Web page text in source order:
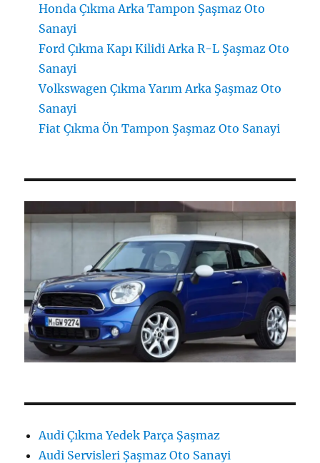
Honda Çıkma Arka Tampon Şaşmaz Oto
Sanayi
Ford Çıkma Kapı Kilidi Arka R-L Şaşmaz Oto
Sanayi
Volkswagen Çıkma Yarım Arka Şaşmaz Oto
Sanayi
Fiat Çıkma Ön Tampon Şaşmaz Oto Sanayi
Audi Çıkma Yedek Parça Şaşmaz
Audi Servisleri Şaşmaz Oto Sanayi